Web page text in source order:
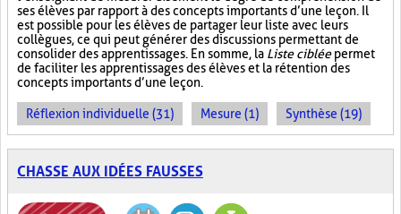
ses élèves par rapport à des concepts importants d’une leçon. Il
est possible pour les élèves de partager leur liste avec leurs
collègues, ce qui peut générer des discussions permettant de
consolider des apprentissages. En somme, la Liste cibléepermet
de faciliter les apprentissages des élèves et la rétention des
concepts importants d’une leçon.
Réflexion individuelle (31) Mesure (1) Synthèse (19)
CHASSE AUX IDÉES FAUSSES